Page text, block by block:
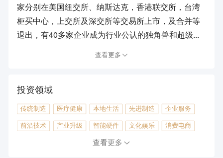
家分别在美国纽交所、纳斯达克，香港联交所，台湾
柜买中心，上交所及深交所等交易所上市，及合并等
退出，有40多家企业成为行业公认的独角兽和超级...
查看更多
投资领域
传统制造 医疗健康 本地生活 先进制造 企业服务
前沿技术 产业升级 智能硬件 文化娱乐 消费电商
工具软件 能源环保
查看更多